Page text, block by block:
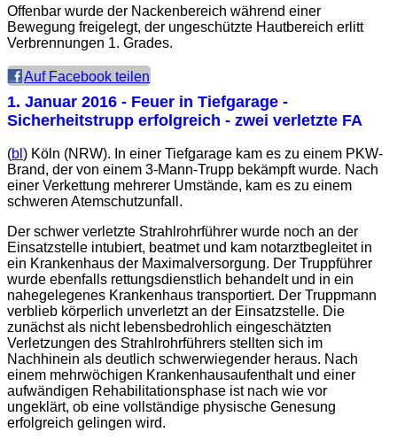
Offenbar wurde der Nackenbereich während einer
Bewegung freigelegt, der ungeschützte Hautbereich erlitt
Verbrennungen 1. Grades.
Auf Facebook teilen
1. Januar 2016 - Feuer in Tiefgarage -
Sicherheitstrupp erfolgreich - zwei verletzte FA
(bl ) Köln (NRW). In einer Tiefgarage kam es zu einem PKW-
Brand, der von einem 3-Mann-Trupp bekämpft wurde. Nach
einer Verkettung mehrerer Umstände, kam es zu einem
schweren Atemschutzunfall.
Der schwer verletzte Strahlrohrführer wurde noch an der
Einsatzstelle intubiert, beatmet und kam notarztbegleitet in
ein Krankenhaus der Maximalversorgung. Der Truppführer
wurde ebenfalls rettungsdienstlich behandelt und in ein
nahegelegenes Krankenhaus transportiert. Der Truppmann
verblieb körperlich unverletzt an der Einsatzstelle. Die
zunächst als nicht lebensbedrohlich eingeschätzten
Verletzungen des Strahlrohrführers stellten sich im
Nachhinein als deutlich schwerwiegender heraus. Nach
einem mehrwöchigen Krankenhausaufenthalt und einer
aufwändigen Rehabilitationsphase ist nach wie vor
ungeklärt, ob eine vollständige physische Genesung
erfolgreich gelingen wird.